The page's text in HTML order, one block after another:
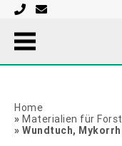
wondafdekmiddel-
Home
» Materialien für
» Wundtuch,